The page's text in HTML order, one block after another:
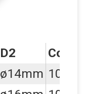
D2 Conf.
ø14mm 10